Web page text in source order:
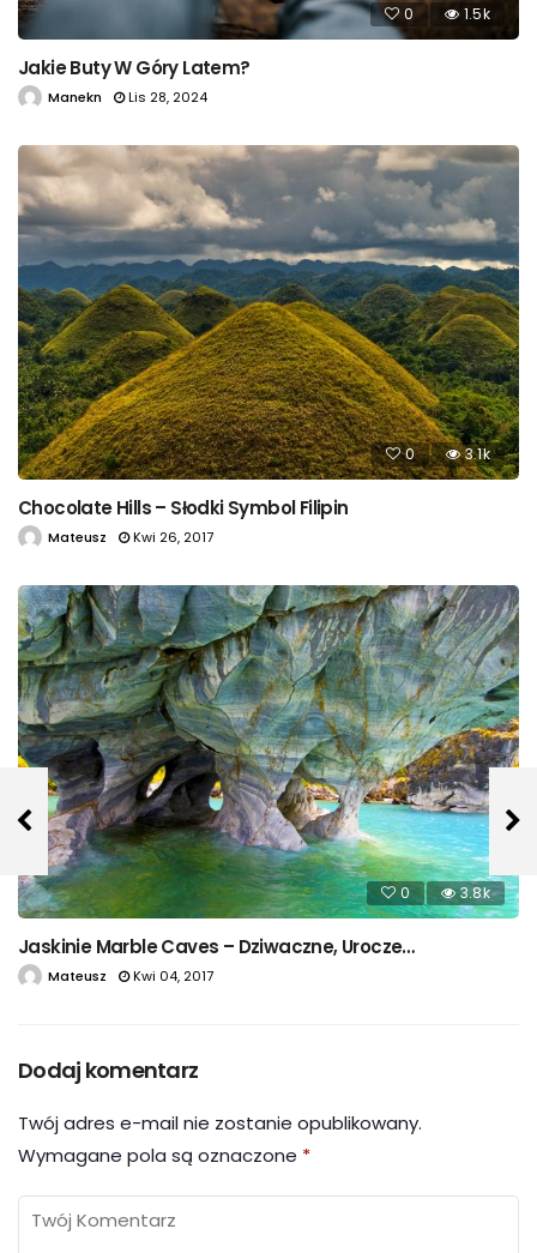
0 1.5k
Jakie Buty W Góry Latem?
Manekn Lis 28, 2024
0 3.1k
Chocolate Hills – Słodki Symbol Filipin
Mateusz Kwi 26, 2017
0 3.8k
Jaskinie Marble Caves – Dziwaczne, Urocze…
Mateusz Kwi 04, 2017
Dodaj komentarz
Twój adres e-mail nie zostanie opublikowany.
Wymagane pola są oznaczone *